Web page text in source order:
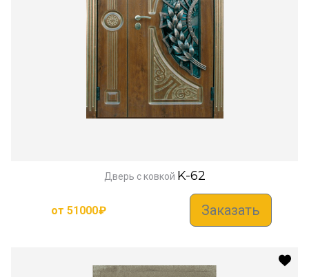
Дверь с ковкой K-62
от 51000₽ Заказать